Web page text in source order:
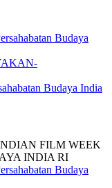
Budaya India
FILM WEEK
INDIA RI